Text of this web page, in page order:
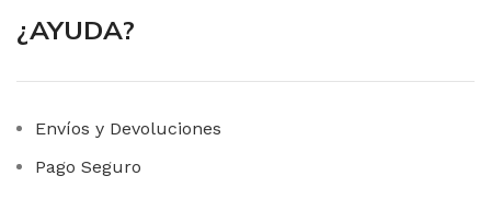
¿AYUDA?
Envíos y Devoluciones
Pago Seguro